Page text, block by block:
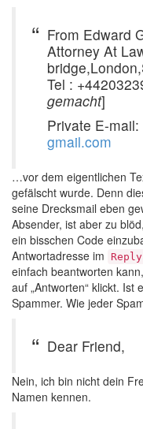
From Edward
Attorney At
Tel :
gemacht]
Private E-mail:
gmail.com
…vor dem eigentlichen
gefälscht wurde. Denn
seine Drecksmail eben
Absender, ist aber zu
ein bisschen Code
Antwortadresse im
einfach beantworten
auf „Antworten“ klickt. Ist
Spammer. Wie jeder
Dear Friend,
Nein, ich bin nicht dein
Namen kennen.